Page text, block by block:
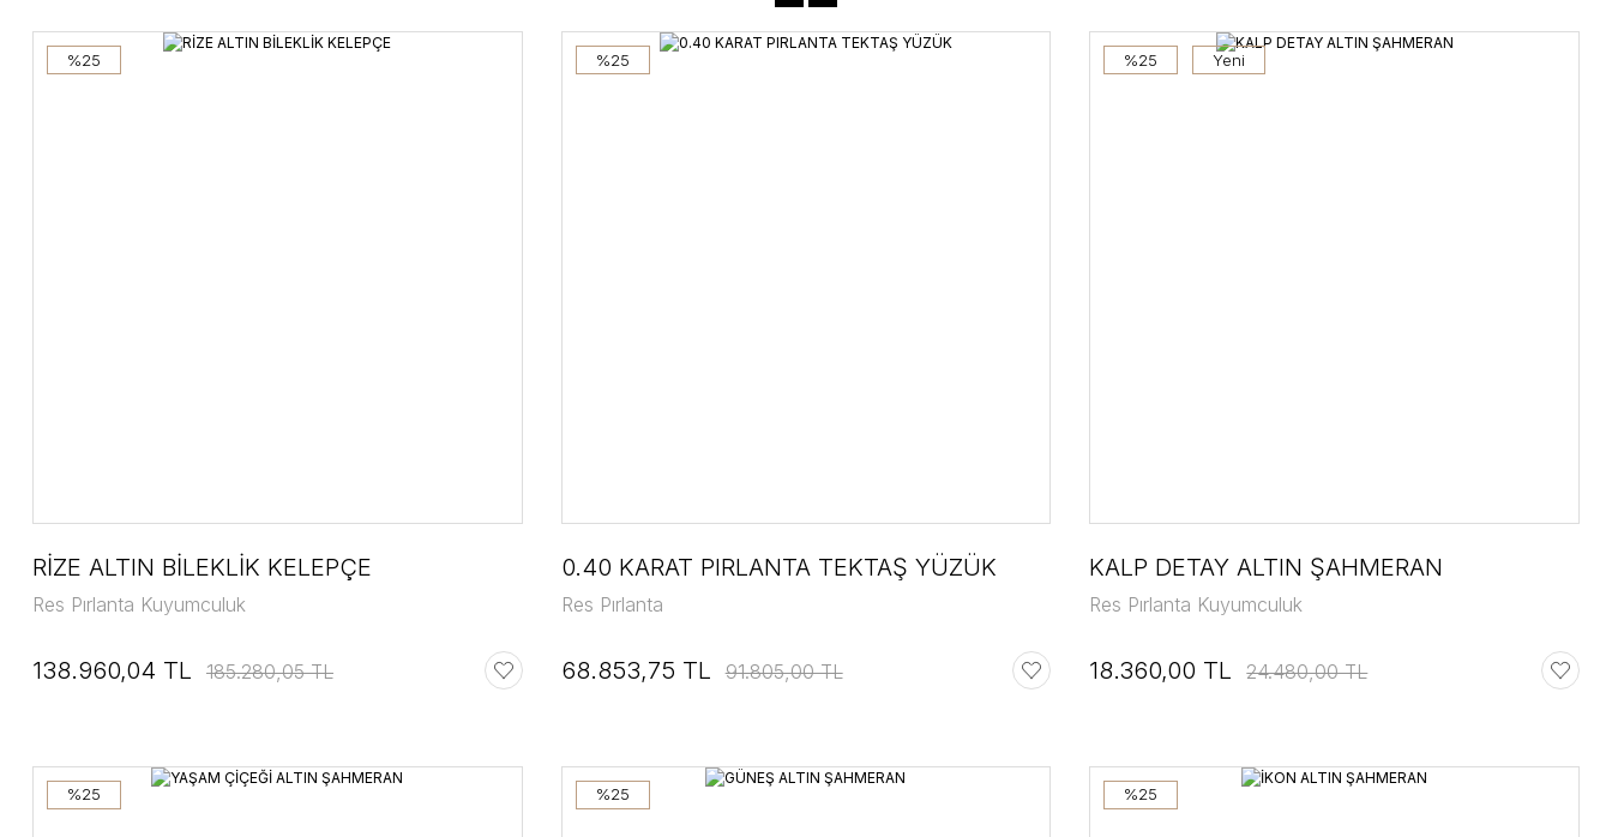
%25
RİZE ALTIN BİLEKLİK KELEPÇE
Res Pırlanta Kuyumculuk
138.960,04 TL 185.280,05 TL
%25
0.40 KARAT PIRLANTA TEKTAŞ YÜZÜK
Res Pırlanta
68.853,75 TL 91.805,00 TL
%25 Yeni
KALP DETAY ALTIN ŞAHMERAN
Res Pırlanta Kuyumculuk
18.360,00 TL 24.480,00 TL
%25 %25 %25